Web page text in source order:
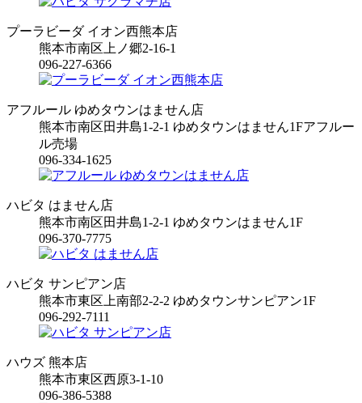
プーラビーダ イオン西熊本店
熊本市南区上ノ郷2-16-1
096-227-6366
アフルール ゆめタウンはません店
熊本市南区田井島1-2-1 ゆめタウンはません1Fアフルー
ル売場
096-334-1625
ハビタ はません店
熊本市南区田井島1-2-1 ゆめタウンはません1F
096-370-7775
ハビタ サンピアン店
熊本市東区上南部2-2-2 ゆめタウンサンピアン1F
096-292-7111
ハウズ 熊本店
熊本市東区西原3-1-10
096-386-5388